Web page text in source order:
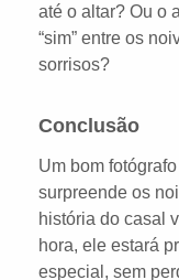
até o altar? Ou o
“sim” entre os
sorrisos?
Conclusão
Um bom
surpreende os
história do casal
hora, ele estará
especial, sem